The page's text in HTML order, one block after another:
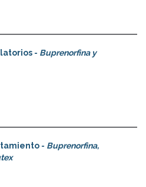
- Buprenorfina y
- Buprenorfina,